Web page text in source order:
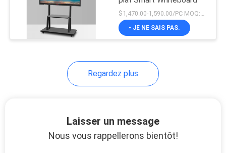
miroir intelligent diy
$1,470.00-1,590.00/PC MOQ:1 unité
- JE NE SAIS PAS.
Regardez plus
Laisser un message
Nous vous rappellerons bientôt!